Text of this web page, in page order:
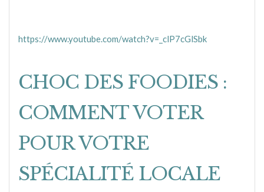
https://www.youtube.com/watch?v=_clP7cGlSbk
CHOC DES FOODIES :
COMMENT VOTER
POUR VOTRE
SPÉCIALITÉ LOCALE